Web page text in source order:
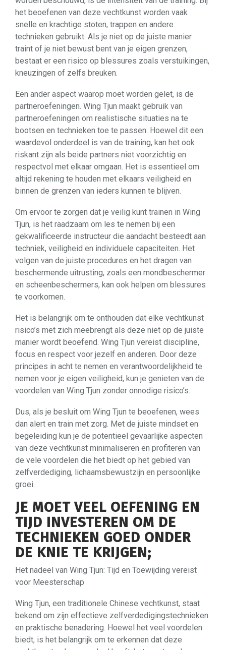
het beoefenen van deze vechtkunst worden vaak
snelle en krachtige stoten, trappen en andere
technieken gebruikt. Als je niet op de juiste manier
traint of je niet bewust bent van je eigen grenzen,
bestaat er een risico op blessures zoals verstuikingen,
kneuzingen of zelfs breuken.
Een ander aspect waarop moet worden gelet, is de
partneroefeningen. Wing Tjun maakt gebruik van
partneroefeningen om realistische situaties na te
bootsen en technieken toe te passen. Hoewel dit een
waardevol onderdeel is van de training, kan het ook
riskant zijn als beide partners niet voorzichtig en
respectvol met elkaar omgaan. Het is essentieel om
altijd rekening te houden met elkaars veiligheid en
binnen de grenzen van ieders kunnen te blijven.
Om ervoor te zorgen dat je veilig kunt trainen in Wing
Tjun, is het raadzaam om les te nemen bij een
gekwalificeerde instructeur die aandacht besteedt aan
techniek, veiligheid en individuele capaciteiten. Het
volgen van de juiste procedures en het dragen van
beschermende uitrusting, zoals een mondbeschermer
en scheenbeschermers, kan ook helpen om blessures
te voorkomen.
Het is belangrijk om te onthouden dat elke vechtkunst
risico’s met zich meebrengt als deze niet op de juiste
manier wordt beoefend. Wing Tjun vereist discipline,
focus en respect voor jezelf en anderen. Door deze
principes in acht te nemen en verantwoordelijkheid te
nemen voor je eigen veiligheid, kun je genieten van de
voordelen van Wing Tjun zonder onnodige risico’s.
Dus, als je besluit om Wing Tjun te beoefenen, wees
dan alert en train met zorg. Met de juiste mindset en
begeleiding kun je de potentieel gevaarlijke aspecten
van deze vechtkunst minimaliseren en profiteren van
de vele voordelen die het biedt op het gebied van
zelfverdediging, lichaamsbewustzijn en persoonlijke
groei.
JE MOET VEEL OEFENING EN
TIJD INVESTEREN OM DE
TECHNIEKEN GOED ONDER
DE KNIE TE KRIJGEN;
Het nadeel van Wing Tjun: Tijd en Toewijding vereist
voor Meesterschap
Wing Tjun, een traditionele Chinese vechtkunst, staat
bekend om zijn effectieve zelfverdedigingstechnieken
en praktische benadering. Hoewel het veel voordelen
biedt, is het belangrijk om te erkennen dat deze